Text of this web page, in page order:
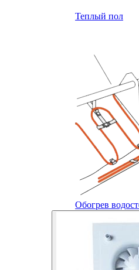
Теплый пол
Обогрев